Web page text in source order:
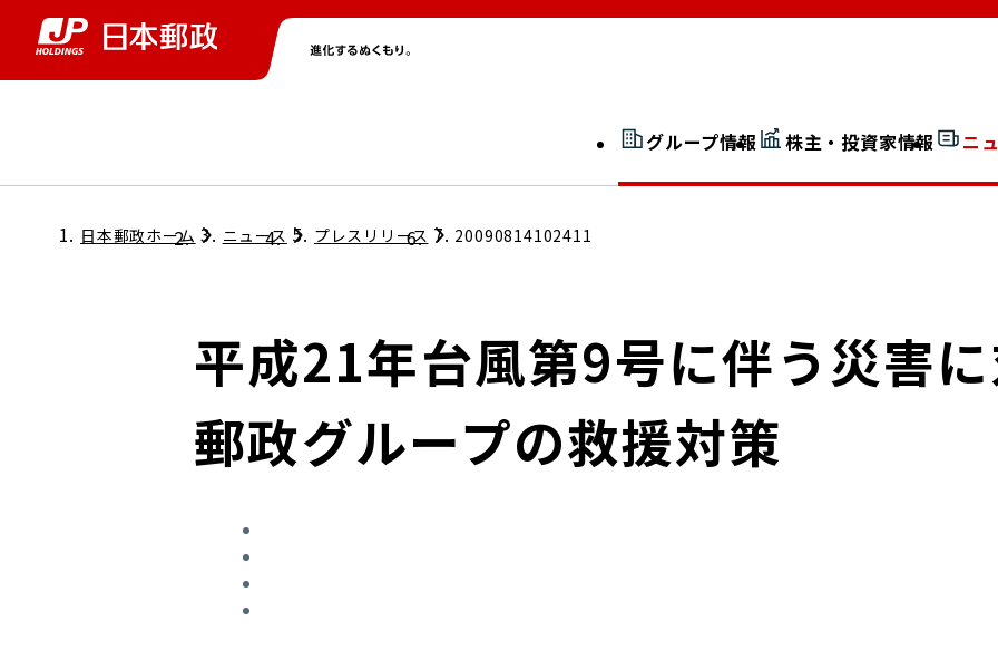
グループ情報
グループ情報トップ
ローカル共創イニシアティブ
社長室通信
JP 改革実行委員会
広告ギャラリー
株主・投資家情報
株主・投資家情報トップ
ニ
ニューストップ
サステナビリティトップ
サステナビリティマネジメント
開示情報検索
採用情報トップ
日本郵政ホーム ニュース プレスリリース 20090814102411
平成21年台風第9号に伴う災害
郵政グループの救援対策